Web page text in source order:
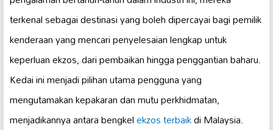
terkenal sebagai destinasi yang boleh dipercayai bagi pemilik
kenderaan yang mencari penyelesaian lengkap untuk
keperluan ekzos, dari pembaikan hingga penggantian baharu.
Kedai ini menjadi pilihan utama pengguna yang
mengutamakan kepakaran dan mutu perkhidmatan,
menjadikannya antara bengkelekzos terbaikdi Malaysia.